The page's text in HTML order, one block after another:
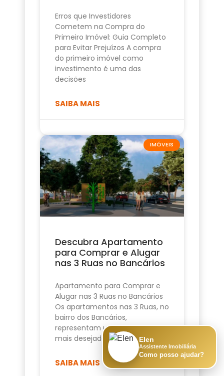
Erros que Investidores
Cometem na Compra do
Primeiro Imóvel: Guia Completo
para Evitar Prejuízos A compra
do primeiro imóvel como
investimento é uma das
decisões
SAIBA MAIS
IMÓVEIS
Descubra Apartamento
para Comprar e Alugar
nas 3 Ruas no Bancários
Apartamento para Comprar e
Alugar nas 3 Ruas no Bancários
Os apartamentos nas 3 Ruas, no
bairro dos Bancários,
representam uma das opções
mais desejadas de
SAIBA MAIS
Elen
Assistente Imobiliária
Como posso ajudar?